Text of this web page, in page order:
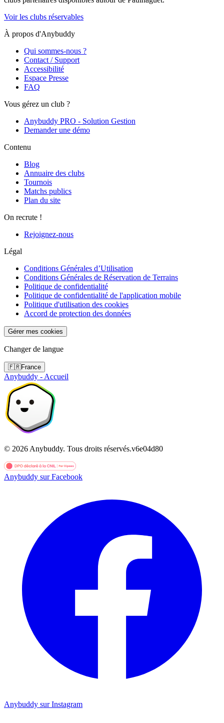
Voir les clubs réservables
À propos d'Anybuddy
Qui sommes-nous ?
Contact / Support
Accessibilité
Espace Presse
FAQ
Vous gérez un club ?
Anybuddy PRO - Solution Gestion
Demander une démo
Contenu
Blog
Annuaire des clubs
Tournois
Matchs publics
Plan du site
On recrute !
Rejoignez-nous
Légal
Conditions Générales d’Utilisation
Conditions Générales de Réservation de Terrains
Politique de confidentialité
Politique de confidentialité de l'application mobile
Politique d'utilisation des cookies
Accord de protection des données
Gérer mes cookies
Changer de langue
🇫🇷France
Anybuddy - Accueil
© 2026 Anybuddy. Tous droits réservés.v6e04d80
Anybuddy sur Facebook
Anybuddy sur Instagram